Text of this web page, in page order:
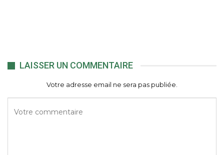
LAISSER UN COMMENTAIRE
Votre adresse email ne sera pas publiée.